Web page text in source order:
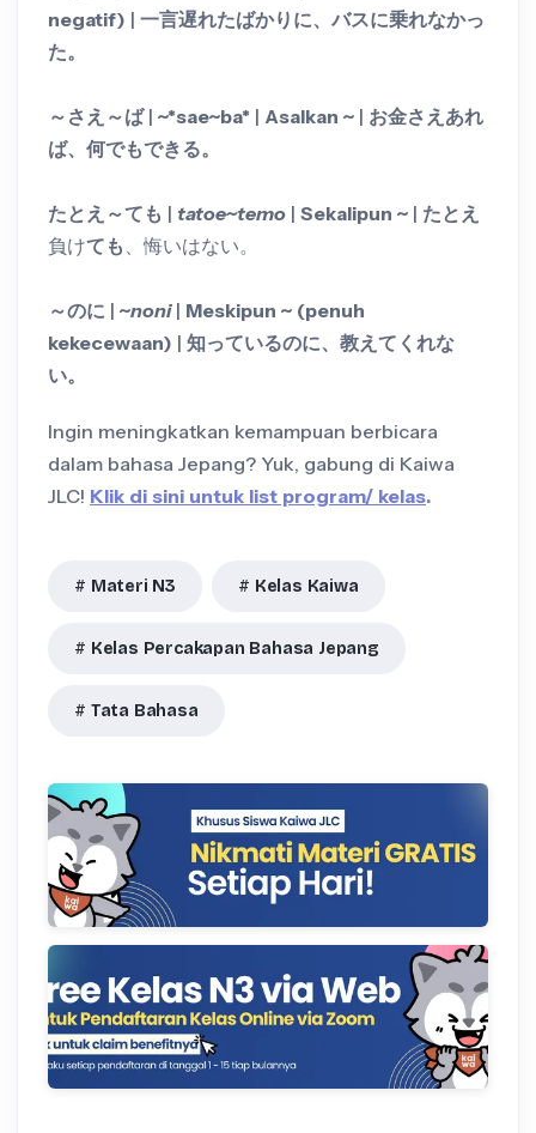
negatif) | 一言遅れたばかりに、バスに乗れなかっ
た。
～さえ～ば| ~*sae~ba* | Asalkan ~ | お金さえあれ
ば、何でもできる。
たとえ～ても | tatoe~temo | Sekalipun ~ | たとえ
負けても 、悔いはない。
～のに | ~noni| Meskipun ~ (penuh
kekecewaan) | 知っているのに、教えてくれな
い。
Ingin meningkatkan kemampuan berbicara
dalam bahasa Jepang? Yuk, gabung di Kaiwa
JLC! Klik di sini untuk list program/ kelas.
Materi N3 Kelas Kaiwa
Kelas Percakapan Bahasa Jepang
Tata Bahasa